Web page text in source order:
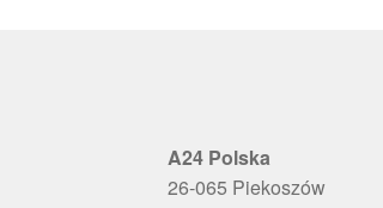
A24 Polska
26-065 Piekoszów